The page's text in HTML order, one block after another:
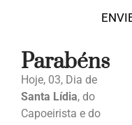
Parabéns
Hoje, 03, Dia de
Santa Lídia, do
Capoeirista e do